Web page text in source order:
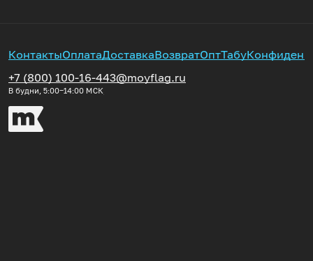
КонтактыОплатаДоставкаВозвратОптТабу
+7 (800) 100-16-44
В будни, 5:00‒14:00 МСК
3@moyflag.ru